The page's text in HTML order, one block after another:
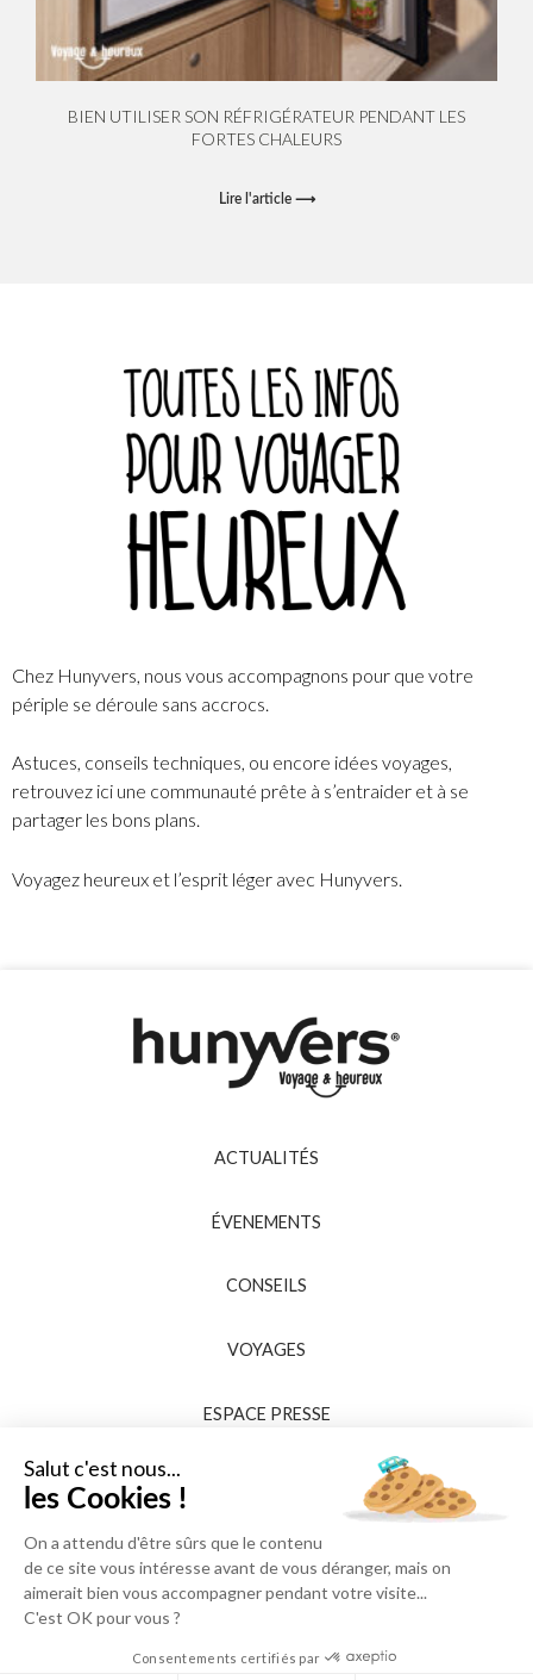
BIEN UTILISER SON RÉFRIGÉRATEUR PENDANT LES
FORTES CHALEURS
Lire l'article ⟶
Chez Hunyvers, nous vous accompagnons pour que votre
périple se déroule sans accrocs.
Astuces, conseils techniques, ou encore idées voyages,
retrouvez ici une communauté prête à s’entraider et à se
partager les bons plans.
Voyagez heureux et l’esprit léger avec Hunyvers.
ACTUALITÉS
ÉVENEMENTS
CONSEILS
VOYAGES
ESPACE PRESSE
Salut c'est nous...
les Cookies !
On a attendu d'être sûrs que le contenu
de ce site vous intéresse avant de vous déranger, mais on
aimerait bien vous accompagner pendant votre visite...
C'est OK pour vous ?
Consentements certifiés par